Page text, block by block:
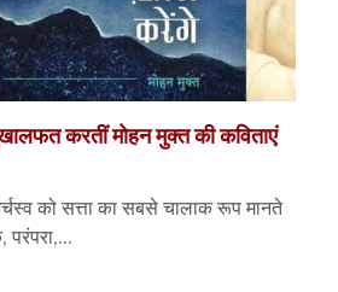
करतीं मोहन मुक्त की कविताएं
को सत्ता का सबसे चालाक रूप मानते